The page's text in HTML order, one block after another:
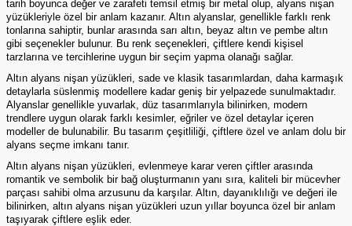
tarih boyunca değer ve zarafeti temsil etmiş bir metal olup, alyans nişan
yüzükleriyle özel bir anlam kazanır. Altın alyanslar, genellikle farklı renk
tonlarına sahiptir, bunlar arasında sarı altın, beyaz altın ve pembe altın
gibi seçenekler bulunur. Bu renk seçenekleri, çiftlere kendi kişisel
tarzlarına ve tercihlerine uygun bir seçim yapma olanağı sağlar.
Altın alyans nişan yüzükleri, sade ve klasik tasarımlardan, daha karmaşık
detaylarla süslenmiş modellere kadar geniş bir yelpazede sunulmaktadır.
Alyanslar genellikle yuvarlak, düz tasarımlarıyla bilinirken, modern
trendlere uygun olarak farklı kesimler, eğriler ve özel detaylar içeren
modeller de bulunabilir. Bu tasarım çeşitliliği, çiftlere özel ve anlam dolu bir
alyans seçme imkanı tanır.
Altın alyans nişan yüzükleri, evlenmeye karar veren çiftler arasında
romantik ve sembolik bir bağ oluşturmanın yanı sıra, kaliteli bir mücevher
parçası sahibi olma arzusunu da karşılar. Altın, dayanıklılığı ve değeri ile
bilinirken, altın alyans nişan yüzükleri uzun yıllar boyunca özel bir anlam
taşıyarak çiftlere eşlik eder.